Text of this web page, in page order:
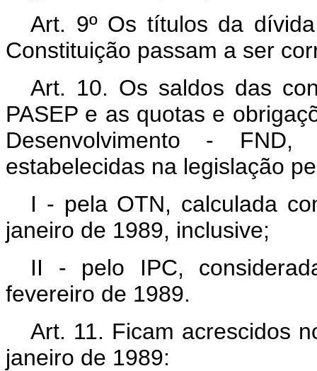
Art. 9º Os títulos da
Constituição passam a ser
Art. 10. Os saldos das
PASEP e as quotas e
Desenvolvimento -
estabelecidas na legislação
I - pela OTN, calculada
janeiro de 1989, inclusive;
II - pelo IPC,
fevereiro de 1989.
Art. 11. Ficam acrescidos
janeiro de 1989: